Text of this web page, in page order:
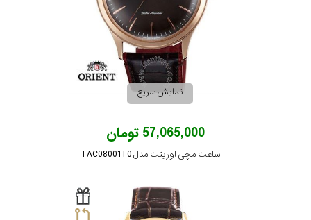
نمایش سریع
57,065,000 تومان
ساعت مچی اورینت مدل TAC08001T0